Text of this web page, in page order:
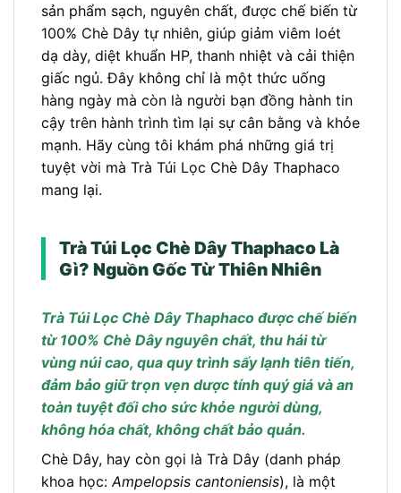
sản phẩm sạch, nguyên chất, được chế biến từ
100% Chè Dây tự nhiên, giúp giảm viêm loét
dạ dày, diệt khuẩn HP, thanh nhiệt và cải thiện
giấc ngủ. Đây không chỉ là một thức uống
hàng ngày mà còn là người bạn đồng hành tin
cậy trên hành trình tìm lại sự cân bằng và khỏe
mạnh. Hãy cùng tôi khám phá những giá trị
tuyệt vời mà Trà Túi Lọc Chè Dây Thaphaco
mang lại.
Trà Túi Lọc Chè Dây Thaphaco Là
Gì? Nguồn Gốc Từ Thiên Nhiên
Trà Túi Lọc Chè Dây Thaphaco được chế biến
từ 100% Chè Dây nguyên chất, thu hái từ
vùng núi cao, qua quy trình sấy lạnh tiên tiến,
đảm bảo giữ trọn vẹn dược tính quý giá và an
toàn tuyệt đối cho sức khỏe người dùng,
không hóa chất, không chất bảo quản.
Chè Dây, hay còn gọi là Trà Dây (danh pháp
khoa học: Ampelopsis cantoniensis), là một